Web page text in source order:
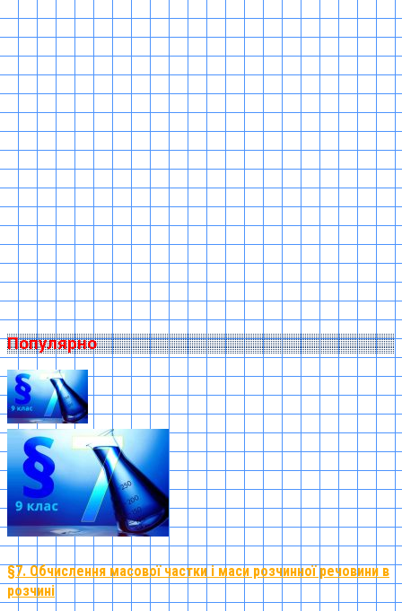
Популярно
§7. Обчислення масової частки і маси розчинної речовини в
розчині